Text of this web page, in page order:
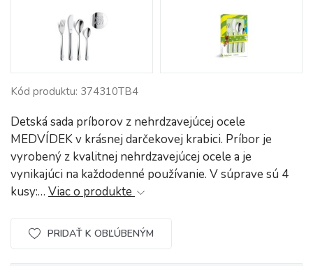
Kód produktu: 374310TB4
Detská sada príborov z nehrdzavejúcej ocele
MEDVÍDEK v krásnej darčekovej krabici. Príbor je
vyrobený z kvalitnej nehrdzavejúcej ocele a je
vynikajúci na každodenné používanie. V súprave sú 4
kusy:… Viac o produkte
PRIDAŤ K OBĽÚBENÝM